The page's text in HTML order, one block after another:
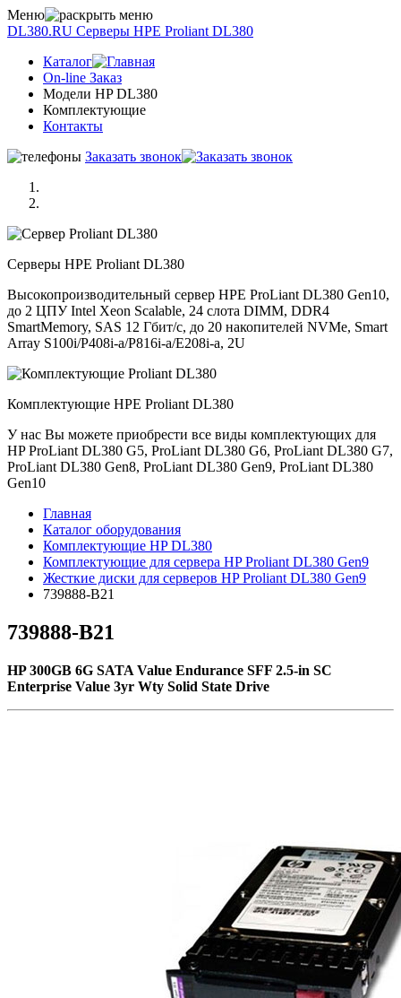
Меню
DL380.RU Серверы НРE Prоliаnt DL380
Каталог
On-line Заказ
Модели HP DL380
Комплектующие
Контакты
Заказать звонок
Серверы НРE Prоliаnt DL380
Высокопроизводительный сервер HPE ProLiant DL380 Gen10,
до 2 ЦПУ Intel Xeon Scalable, 24 слота DIMM, DDR4
SmartMemory, SAS 12 Гбит/с, до 20 накопителей NVMe, Smart
Array S100i/P408i-a/P816i-a/E208i-a, 2U
Комплектующие НРE Prоliаnt DL380
У нас Вы можете приобрести все виды комплектующих для
HP ProLiant DL380 G5, ProLiant DL380 G6, ProLiant DL380 G7,
ProLiant DL380 Gen8, ProLiant DL380 Gen9, ProLiant DL380
Gen10
Главная
Каталог оборудования
Комплектующие HP DL380
Комплектующие для сервера HP Proliant DL380 Gen9
Жесткие диски для серверов HP Proliant DL380 Gen9
739888-B21
739888-B21
HP 300GB 6G SATA Value Endurance SFF 2.5-in SC
Enterprise Value 3yr Wty Solid State Drive